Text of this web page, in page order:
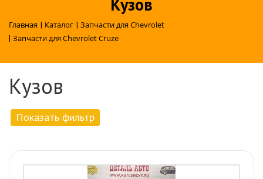
Кузов
Главная | Каталог | Запчасти для Chevrolet
| Запчасти для Chevrolet Cruze
Кузов
Показать фильтр